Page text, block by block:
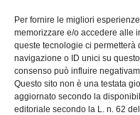
Per fornire le migliori
memorizzare e/o accedere alle
queste tecnologie ci permetterà
navigazione o ID unici su
consenso può influire
Questo sito non è una testata
aggiornato secondo la
editoriale secondo la L. n. 62
Software
guida
efficace
LUG 17, 2026